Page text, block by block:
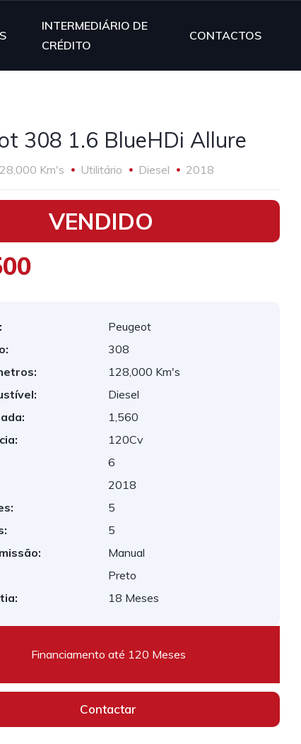
INTERMEDIÁRIO DE
CRÉDITO
CONTACTOS
308 1.6 BlueHDi Allure
Km's Utilitário Diesel 2018
VENDIDO
Peugeot
308
128,000 Km's
Diesel
1,560
120Cv
6
2018
5
5
Manual
Preto
18 Meses
Financiamento até 120 Meses
Contactar